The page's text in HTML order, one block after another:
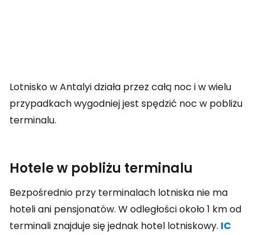
Lotnisko w Antalyi działa przez całą noc i w wielu
przypadkach wygodniej jest spędzić noc w pobliżu
terminalu.
Hotele w pobliżu terminalu
Bezpośrednio przy terminalach lotniska nie ma
hoteli ani pensjonatów. W odległości około 1 km od
terminali znajduje się jednak hotel lotniskowy. IC